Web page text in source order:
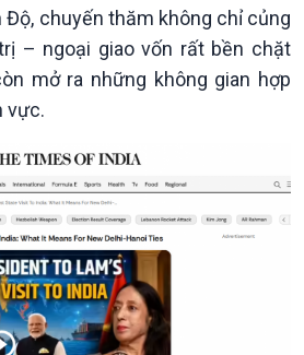
Độ, chuyến thăm không chỉ củng
– ngoại giao vốn rất bền chặt
mở ra những không gian hợp
vực.